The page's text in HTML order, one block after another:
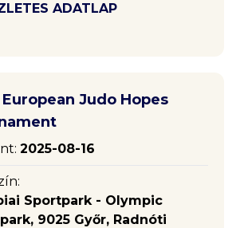
ADATLAP
European Judo Hopes
2025-08-16
Sportpark - Olympic
9025 Győr, Radnóti